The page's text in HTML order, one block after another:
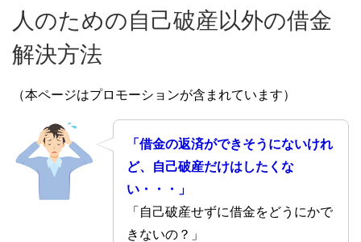
人のための自己破産以外の借金
解決方法
（本ページはプロモーションが含まれています）
「借金の返済ができそうにないけれ
ど、自己破産だけはしたくな
い・・・」
「自己破産せずに借金をどうにかで
きないの？」